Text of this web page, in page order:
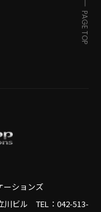
ーションズ
川ビル TEL： 042-513-
PAGE TOP